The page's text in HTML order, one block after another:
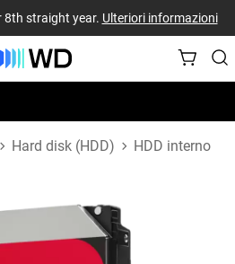
8th straight year. Ulteriori informazioni
Hard disk (HDD) HDD interno